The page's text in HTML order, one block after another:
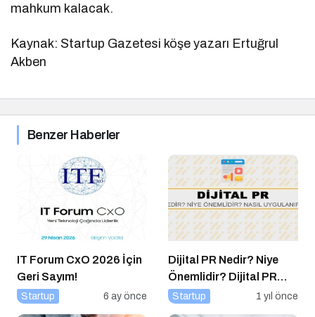
mahkum kalacak.
Kaynak: Startup Gazetesi köşe yazarı Ertuğrul
Akben
Benzer Haberler
IT Forum CxO 2026 İçin
Geri Sayım!
Startup 6 ay önce
Dijital PR Nedir? Niye
Önemlidir? Dijital PR
Nasıl Uygulanır?
Startup 1 yıl önce